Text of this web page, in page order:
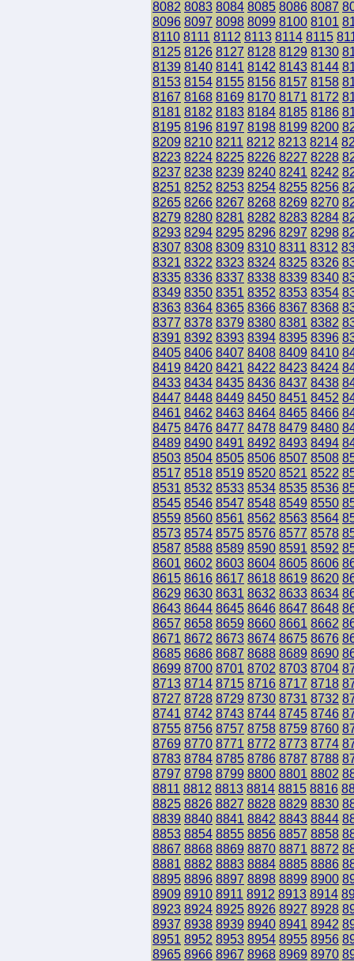
8082 8083 8084 8085 8086 8087
8096 8097 8098 8099 8100 8101
8110 8111 8112 8113 8114 8115
8125 8126 8127 8128 8129 8130
8139 8140 8141 8142 8143 8144
8153 8154 8155 8156 8157 8158
8167 8168 8169 8170 8171 8172
8181 8182 8183 8184 8185 8186
8195 8196 8197 8198 8199 8200
8209 8210 8211 8212 8213 8214
8223 8224 8225 8226 8227 8228
8237 8238 8239 8240 8241 8242
8251 8252 8253 8254 8255 8256
8265 8266 8267 8268 8269 8270
8279 8280 8281 8282 8283 8284
8293 8294 8295 8296 8297 8298
8307 8308 8309 8310 8311 8312
8321 8322 8323 8324 8325 8326
8335 8336 8337 8338 8339 8340
8349 8350 8351 8352 8353 8354
8363 8364 8365 8366 8367 8368
8377 8378 8379 8380 8381 8382
8391 8392 8393 8394 8395 8396
8405 8406 8407 8408 8409 8410
8419 8420 8421 8422 8423 8424
8433 8434 8435 8436 8437 8438
8447 8448 8449 8450 8451 8452
8461 8462 8463 8464 8465 8466
8475 8476 8477 8478 8479 8480
8489 8490 8491 8492 8493 8494
8503 8504 8505 8506 8507 8508
8517 8518 8519 8520 8521 8522
8531 8532 8533 8534 8535 8536
8545 8546 8547 8548 8549 8550
8559 8560 8561 8562 8563 8564
8573 8574 8575 8576 8577 8578
8587 8588 8589 8590 8591 8592
8601 8602 8603 8604 8605 8606
8615 8616 8617 8618 8619 8620
8629 8630 8631 8632 8633 8634
8643 8644 8645 8646 8647 8648
8657 8658 8659 8660 8661 8662
8671 8672 8673 8674 8675 8676
8685 8686 8687 8688 8689 8690
8699 8700 8701 8702 8703 8704
8713 8714 8715 8716 8717 8718
8727 8728 8729 8730 8731 8732
8741 8742 8743 8744 8745 8746
8755 8756 8757 8758 8759 8760
8769 8770 8771 8772 8773 8774
8783 8784 8785 8786 8787 8788
8797 8798 8799 8800 8801 8802
8811 8812 8813 8814 8815 8816
8825 8826 8827 8828 8829 8830
8839 8840 8841 8842 8843 8844
8853 8854 8855 8856 8857 8858
8867 8868 8869 8870 8871 8872
8881 8882 8883 8884 8885 8886
8895 8896 8897 8898 8899 8900
8909 8910 8911 8912 8913 8914
8923 8924 8925 8926 8927 8928
8937 8938 8939 8940 8941 8942
8951 8952 8953 8954 8955 8956
8965 8966 8967 8968 8969 8970